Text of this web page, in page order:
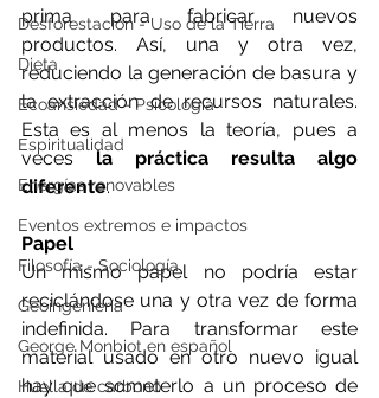
Desforestación - Uso de la Tierra
Dieta
Ecoansiedad - Psicología
Espiritualidad
Energías renovables
Eventos extremos e impactos
Filosofía - Sociología
Geoingeniería
George Monbiot en español
Huella de carbono
prima para fabricar nuevos
productos. Así, una y otra vez,
reduciendo la generación de basura y
la extracción de recursos naturales.
Esta es al menos la teoría, pues a
veces la práctica resulta algo
diferente.
Papel
Un mismo papel no podría estar
reciclándose una y otra vez de forma
indefinida. Para transformar este
material usado en otro nuevo igual
hay que someterlo a un proceso de